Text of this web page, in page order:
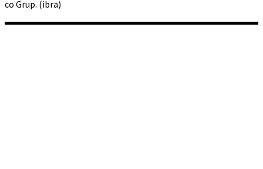
co Grup. (ibra)